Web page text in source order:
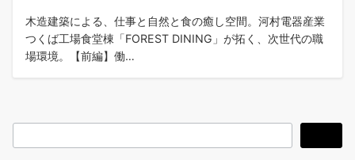
木造建築による、仕事と自然と食の癒し空間。河村電器産業
つくば工場食堂棟「FOREST DINING」が拓く、次世代の職
場環境。【前編】働…
索